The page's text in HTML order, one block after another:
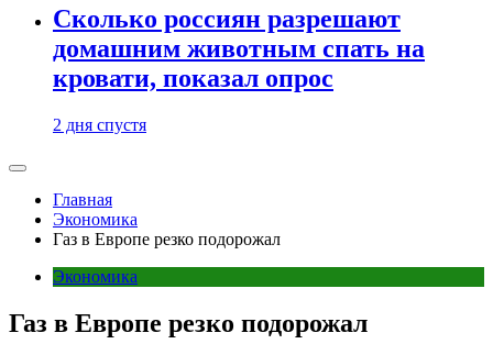
Сколько россиян разрешают
домашним животным спать на
кровати, показал опрос
2 дня спустя
Главная
Экономика
Газ в Европе резко подорожал
Экономика
Газ в Европе резко подорожал